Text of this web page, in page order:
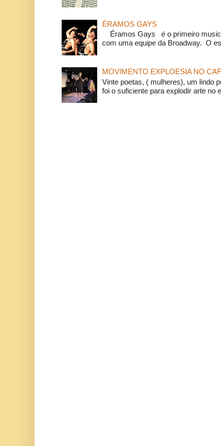
ÉRAMOS GAYS
Éramos Gays é o primeiro
com uma equipe da Broadway. O
MOVIMENTO EXPLOESIA NO
Vinte poetas, ( mulheres), um lindo
foi o suficiente para explodir arte no